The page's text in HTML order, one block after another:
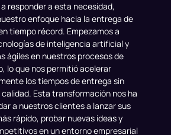
responder a esta necesidad,
enfoque hacia la entrega de
tiempo récord. Empezamos a
de inteligencia artificial y
ágiles en nuestros procesos de
lo que nos permitió acelerar
los tiempos de entrega sin
Esta transformación nos ha
a nuestros clientes a lanzar sus
rápido, probar nuevas ideas y
en un entorno empresarial